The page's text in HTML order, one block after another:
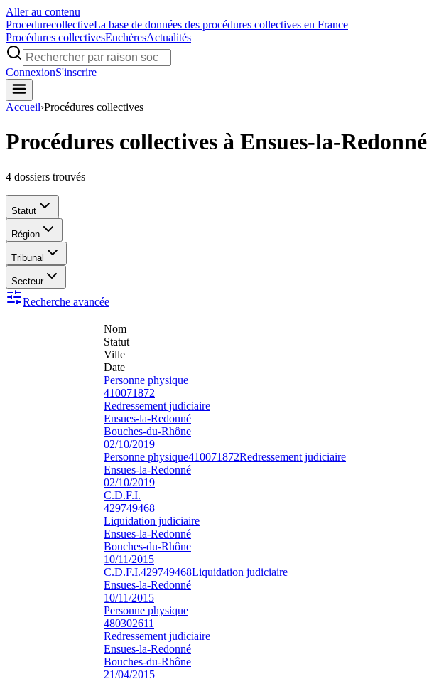
Aller au contenu
ProcedurecollectiveLa base de données des procédures collectives en France
Procédures collectivesEnchèresActualités
ConnexionS'inscrire
Accueil›Procédures collectives
Procédures collectives à Ensues-la-Redonné
4 dossiers trouvés
Statut
Région
Tribunal
Secteur
Recherche avancée
Nom
Statut
Ville
Date
Personne physique
410071872
Redressement judiciaire
Ensues-la-Redonné
Bouches-du-Rhône
02/10/2019
Personne physique410071872Redressement judiciaire
Ensues-la-Redonné
02/10/2019
C.D.F.I.
429749468
Liquidation judiciaire
Ensues-la-Redonné
Bouches-du-Rhône
10/11/2015
C.D.F.I.429749468Liquidation judiciaire
Ensues-la-Redonné
10/11/2015
Personne physique
480302611
Redressement judiciaire
Ensues-la-Redonné
Bouches-du-Rhône
21/04/2015